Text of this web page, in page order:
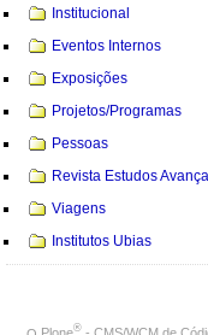
Institucional
Eventos Internos
Exposições
Projetos/Programas
Pessoas
Revista Estudos
Viagens
Institutos Ubias
®